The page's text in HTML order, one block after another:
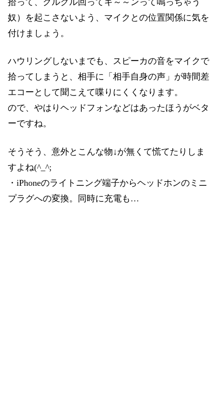
拾って、グルグル回ってキ～～ンって鳴っちゃう
奴）を起こさないよう、マイクとの位置関係に気を
付けましょう。
ハウリングしないまでも、スピーカの音をマイクで
拾ってしまうと、相手に「相手自身の声」が時間差
エコーとして聞こえて喋りにくくなります。
ので、やはりヘッドフォンなどはあったほうがベタ
ーですね。
そうそう、意外とこんな物↓が無くて慌てたりしま
すよね(^_^;
・iPhoneのライトニング端子からヘッドホンのミニ
プラグへの変換。同時に充電も…